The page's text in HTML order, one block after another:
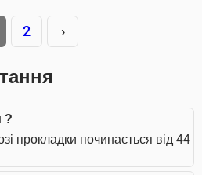
2 ›
?
прокладки починається від 44